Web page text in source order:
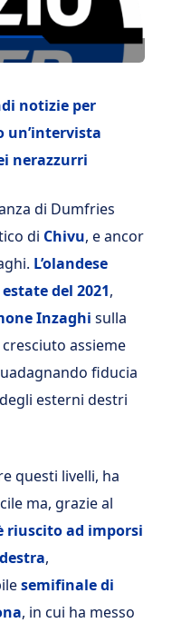
notizie per
un’intervista
nerazzurri
di Dumfries
di Chivu, e ancor
L’olandese
del 2021,
Inzaghi sulla
cresciuto assieme
fiducia
esterni destri
questi livelli, ha
ma, grazie al
riuscito ad imporsi
,
semifinale di
, in cui ha messo